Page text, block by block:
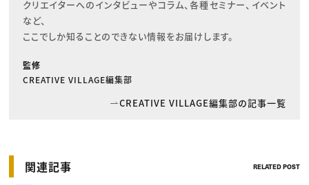
クリエイターへのインタビューやコラム、各種セミナー、イベント
など、
ここでしか知ることのできない情報をお届けします。
監修
CREATIVE VILLAGE編集部
CREATIVE VILLAGE編集部の記事一覧
関連記事 RELATED POST